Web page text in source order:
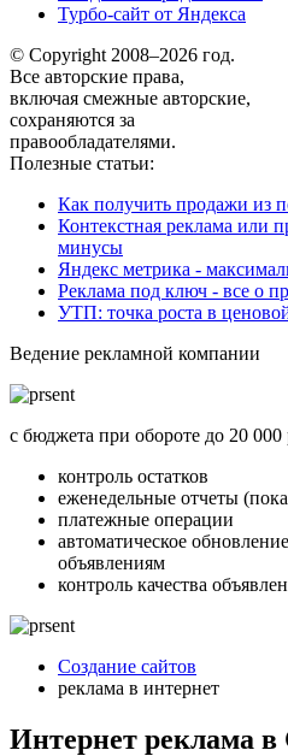
Турбо-сайт от Яндекса
© Copyright 2008–2026 год.
Все авторские права,
включая смежные авторские,
сохраняются за
правообладателями.
Полезные статьи:
Как получить продажи из
Контекстная реклама или
минусы
Яндекс метрика -
Реклама под ключ - все о
УТП: точка роста в
Ведение рекламной компании
с бюджета при обороте до 20 000
контроль остатков
еженедельные отчеты
платежные операции
автоматическое
объявлениям
контроль качества
Создание сайтов
реклама в интернет
Интернет реклама